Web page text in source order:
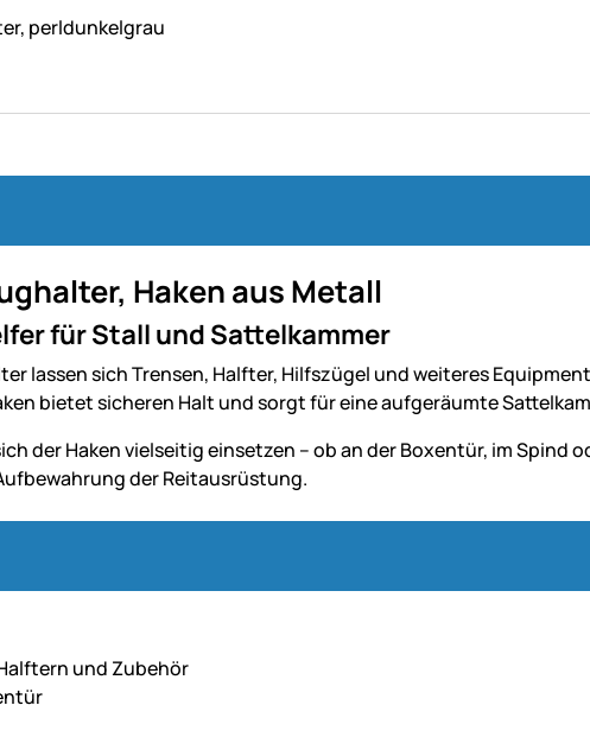
perldunkelgrau
Haken aus Metall
für Stall und Sattelkammer
lassen sich Trensen, Halfter, Hilfszügel und weiteres
bietet sicheren Halt und sorgt für eine aufgeräumte
der Haken vielseitig einsetzen – ob an der Boxentür, im Spind
der Reitausrüstung.
und Zubehör